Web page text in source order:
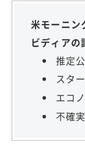
米モーニン
ビディアの
推定
スタ
エコ
不確